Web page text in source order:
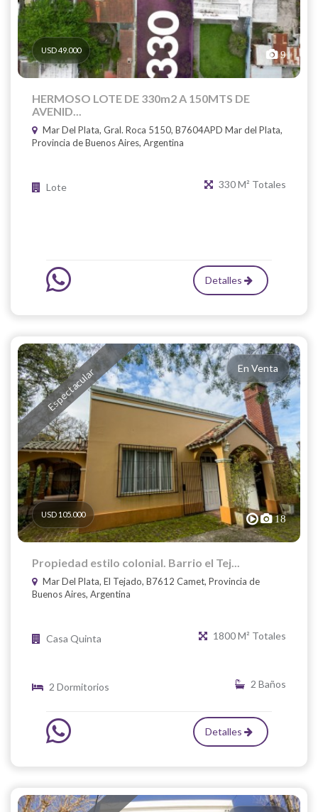
USD 49.000 9
HERMOSO LOTE DE 330m2 A 150MTS DE
AVENID...
Mar Del Plata, Gral. Roca 5150, B7604APD Mar del Plata,
Provincia de Buenos Aires, Argentina
Lote 330 M² Totales
Detalles
Espectacular En Venta
USD 105.000 18
Propiedad estilo colonial. Barrio el Tej...
Mar Del Plata, El Tejado, B7612 Camet, Provincia de
Buenos Aires, Argentina
Casa Quinta 1800 M² Totales
2 Dormitorios 2 Baños
Detalles